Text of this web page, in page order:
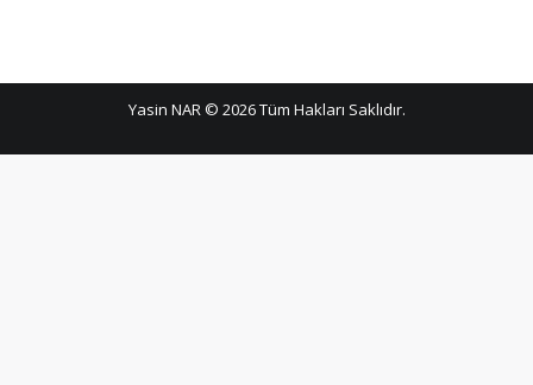
Yasin NAR © 2026 Tüm Hakları Saklıdır.